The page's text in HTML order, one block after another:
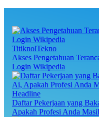
TitiknolTekno
Akses Pengetahuan
Login Wikipedia
Headline
Daftar Pekerjaan yang
Apakah Profesi Anda